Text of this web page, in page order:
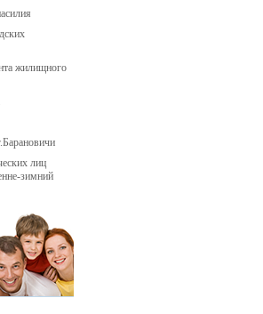
жилищного
лиц
зимний